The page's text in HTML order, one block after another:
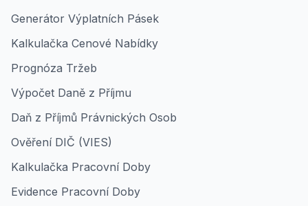
Generátor Výplatních Pásek
Kalkulačka Cenové Nabídky
Prognóza Tržeb
Výpočet Daně z Příjmu
Daň z Příjmů Právnických Osob
Ověření DIČ (VIES)
Kalkulačka Pracovní Doby
Evidence Pracovní Doby